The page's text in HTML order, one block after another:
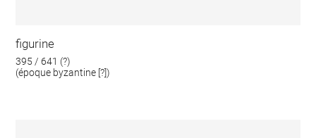
figurine
395 / 641 (?)
(époque byzantine [?])